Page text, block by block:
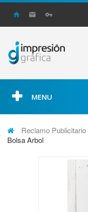
MENU
Reclamo Publicitario
Bolsa Arbol